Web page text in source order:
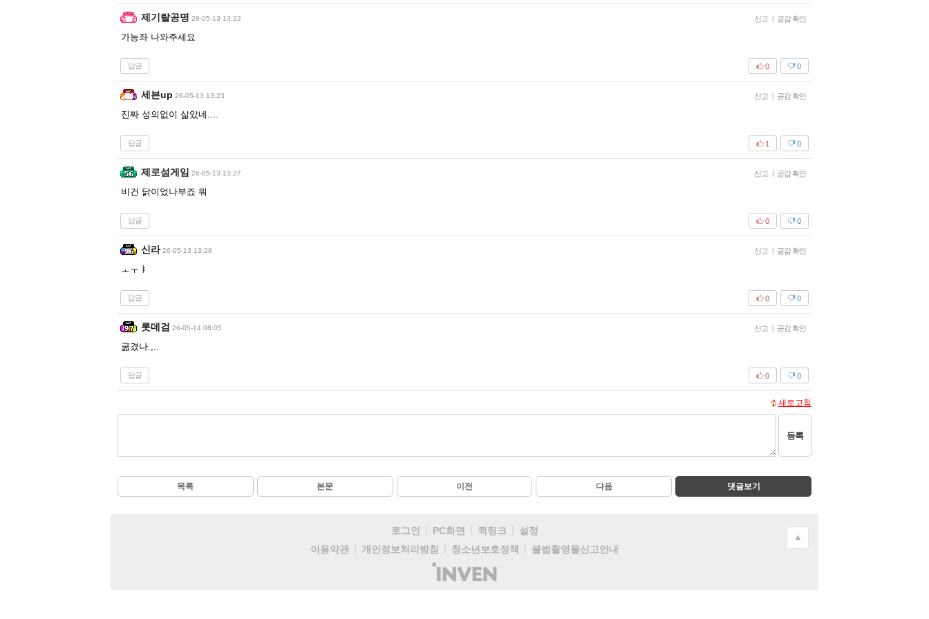
제기랄공명 26-05-13 13:22 신고 | 공감 확인
가능좌 나와주세요
답글 0
0
세븐up 26-05-13 13:23 신고 | 공감 확인
진짜 성의없이 삶았네....
답글 0
1
제로섬게임 26-05-13 13:27 신고 | 공감 확인
비건 닭이었나부죠 뭐
답글 0
0
신라 26-05-13 13:28 신고 | 공감 확인
ㅗㅜㅑ
답글 0
0
롯데검 26-05-14 08:05 신고 | 공감 확인
굶겼나.,..
답글 0
0
새로고침
등록
목록 본문 이전 다음 댓글보기
로그인 PC화면 퀵링크
설정
이용약관
개인정보처리방침 청소년보호정책
불법촬영물신고안내
(주)
인
▲